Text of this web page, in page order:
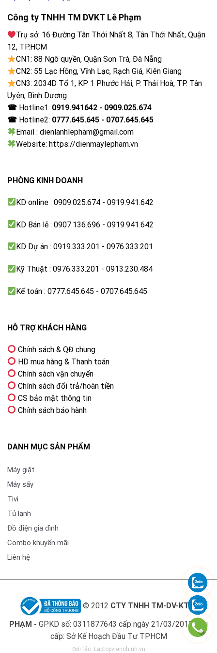
giặt Cho phép điều khiển máy giặt từ xa qua ứng
dụng LG ThinQ
Bảng điều khiển:
Song ngữ Anh – Việt cảm ứng có màn hình hiển thị
Chất liệu lồng giặt
Thép không gỉ
Kích thước – Khối lượng:
Cao 104 cm – Ngang 63.2 cm – Sâu 67 cm – Nặng
Công ty TNHH TM DVKT Lê Phạm
Trụ sở: 16 Đường Tân Thới Nhất 8, Tân Thới Nhất, Quận
12, TP.HCM
CN1: 88 Ngô quyền, Quận Sơn Trà, Đà Nẵng
CN2: 55 Lạc Hồng, Vĩnh Lạc, Rạch Giá, Kiên Giang
CN3: 2034D Tổ 1, KP 1 Phước Hải, P. Thái Hoà, TP. Tân
Uyên, Bình Dương
☎ Hotline1: 0919.941642 - 0909.025.674
☎ Hotline2: 0777.645.645 - 0707.645.645
Email : dienlanhlepham@gmail.com
Website: https://dienmaylepham.vn
PHÒNG KINH DOANH
KD online : 0909.025.674 - 0919.941.642
KD Bán lẻ : 0907.136.696 - 0919.941.642
KD Dự án : 0919.333.201 - 0976.333.201
Kỹ Thuật : 0976.333.201 - 0913.230.484
Kế toán : 0777.645.645 - 0707.645.645
HỖ TRỢ KHÁCH HÀNG
Chính sách & QĐ chung
HD mua hàng & Thanh toán
Chính sách vận chuyển
Chính sách đổi trả/hoàn tiền
CS bảo mật thông tin
Chính sách bảo hành
DANH MỤC SẢN PHẨM
Máy giặt
Máy sấy
Tivi
Tủ lạnh
Đồ điện gia đình
Combo khuyến mãi
Liên hệ
© 2012 CTY TNHH TM-DV-KT LÊ
PHẠM - GPKD số: 0311877643 cấp ngày 21/03/2013. Nơi
cấp: Sở Kế Hoạch Đầu Tư TPHCM
Đối tác: Laptopvienchinh.vn